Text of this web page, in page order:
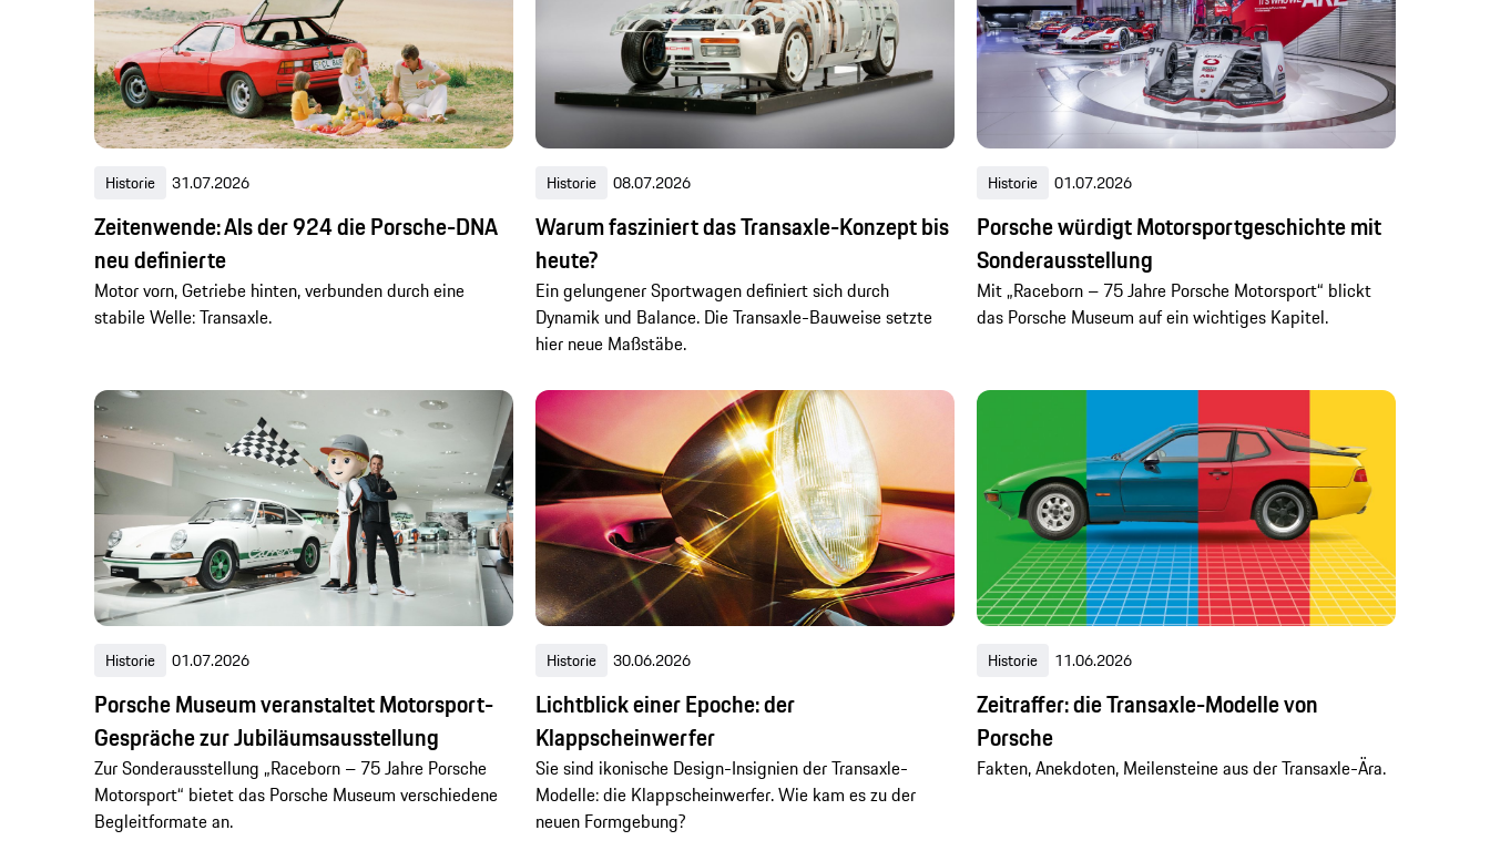
Historie 31.07.2026
Zeitenwende: Als der 924 die Porsche-DNA
neu definierte
Motor vorn, Getriebe hinten, verbunden durch eine
stabile Welle: Transaxle.
Historie 08.07.2026
Warum fasziniert das Transaxle-Konzept bis
heute?
Ein gelungener Sportwagen definiert sich durch
Dynamik und Balance. Die Transaxle-Bauweise setzte
hier neue Maßstäbe.
Historie 01.07.2026
Porsche würdigt Motorsportgeschichte mit
Sonderausstellung
Mit „Raceborn – 75 Jahre Porsche Motorsport“ blickt
das Porsche Museum auf ein wichtiges Kapitel.
Historie 01.07.2026
Porsche Museum veranstaltet Motorsport-
Gespräche zur Jubiläumsausstellung
Zur Sonderausstellung „Raceborn – 75 Jahre Porsche
Motorsport“ bietet das Porsche Museum verschiedene
Begleitformate an.
Historie 30.06.2026
Lichtblick einer Epoche: der
Klappscheinwerfer
Sie sind ikonische Design-Insignien der Transaxle-
Modelle: die Klappscheinwerfer. Wie kam es zu der
neuen Formgebung?
Historie 11.06.2026
Zeitraffer: die Transaxle-Modelle von
Porsche
Fakten, Anekdoten, Meilensteine aus der Transaxle-Ära.